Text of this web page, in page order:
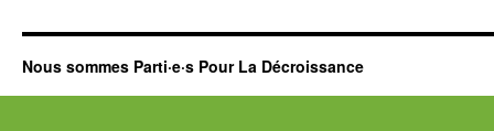
Nous sommes Parti·e·s Pour La Décroissance